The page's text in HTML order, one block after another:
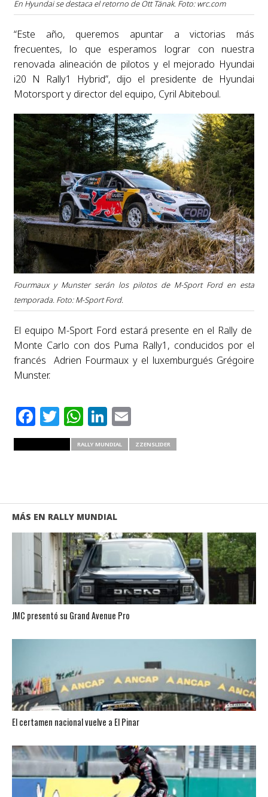
En Hyundai se destaca el retorno de Ott Tänak. Foto: wrc.com
“Este año, queremos apuntar a victorias más
frecuentes, lo que esperamos lograr con nuestra
renovada alineación de pilotos y el mejorado Hyundai
i20 N Rally1 Hybrid”, dijo el presidente de Hyundai
Motorsport y director del equipo, Cyril Abiteboul.
Fourmaux y Munster serán los pilotos de M-Sport Ford en esta
temporada. Foto: M-Sport Ford.
El equipo M-Sport Ford estará presente en el Rally de
Monte Carlo con dos Puma Rally1, conducidos por el
francés Adrien Fourmaux y el luxemburgués Grégoire
Munster.
Facebook
Twitter
WhatsApp
LinkedIn
Email
RALLY MUNDIAL ZZENSLIDER
MÁS EN RALLY MUNDIAL
JMC presentó su Grand Avenue Pro
El certamen nacional vuelve a El Pinar